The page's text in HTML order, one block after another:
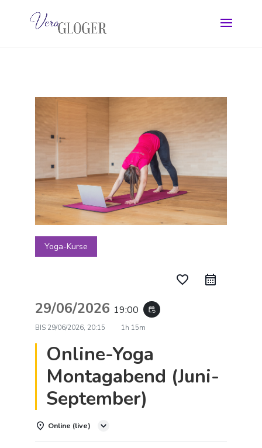
Yoga-Kurse
favorite_border
29/06/2026 19:00 event_repeat
BIS 29/06/2026, 20:15 1h 15m
Online-Yoga
Montagabend (Juni-
September)
Online (live)